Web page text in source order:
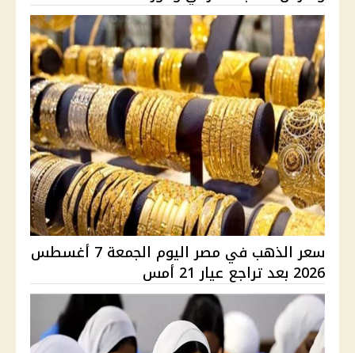
سعر الذهب في مصر اليوم الجمعة 7 أغسطس
2026 بعد تراجع عيار 21 أمس